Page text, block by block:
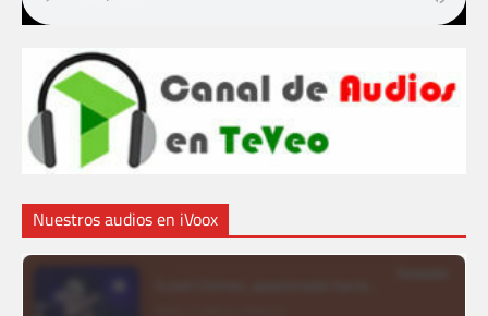
Nuestros audios en iVoox